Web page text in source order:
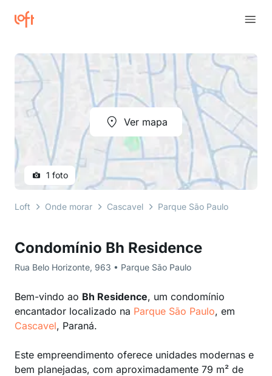
Condomínio Bh Residence
Rua Belo Horizonte, 963 • Parque São Paulo
Bem-vindo ao Bh Residence, um condomínio
encantador localizado na Parque São Paulo, em
Cascavel, Paraná.
Este empreendimento oferece unidades modernas e
bem planejadas, com aproximadamente 79 m² de
Ver mapa
1 foto
Loft Onde morar Cascavel Parque São Paulo